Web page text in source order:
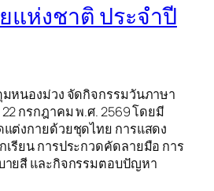
แห่งชาติ ประจำปี
หนองม่วง จัดกิจกรรมวันภาษา
กรกฎาคม พ.ศ. 2569 โดยมี
ต่งกายด้วยชุดไทย การแสดง
รียน การประกวดคัดลายมือ การ
ายสี และกิจกรรมตอบปัญหา